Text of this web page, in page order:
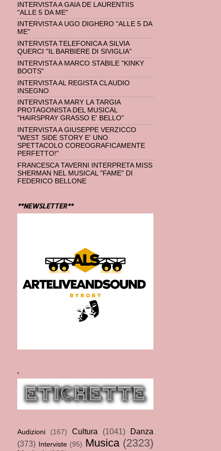
INTERVISTA A GAIA DE LAURENTIIS
"ALLE 5 DA ME"
INTERVISTA A UGO DIGHERO "ALLE 5 DA
ME"
INTERVISTA TELEFONICA A SILVIA
QUERCI "IL BARBIERE DI SIVIGLIA"
INTERVISTA A MARCO STABILE "KINKY
BOOTS"
INTERVISTA AL REGISTA CLAUDIO
INSEGNO
INTERVISTA A MARY LA TARGIA
PROTAGONISTA DEL MUSICAL
"HAIRSPRAY GRASSO E' BELLO"
INTERVISTA A GIUSEPPE VERZICCO
"WEST SIDE STORY E' UNO
SPETTACOLO COREOGRAFICAMENTE
PERFETTO!"
FRANCESCA TAVERNI INTERPRETA MISS
SHERMAN NEL MUSICAL "FAME" DI
FEDERICO BELLONE
**NEWSLETTER**
.
Audizioni (167) Cultura (1041)
Danza
(373)
Interviste (95) Musica (2323)